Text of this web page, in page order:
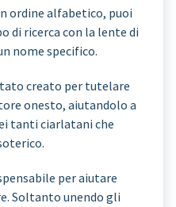
ordine alfabetico, puoi
di ricerca con la lente di
nome specifico.
creato per tutelare
onesto, aiutandolo a
tanti ciarlatani che
per aiutare
Soltanto unendo gli